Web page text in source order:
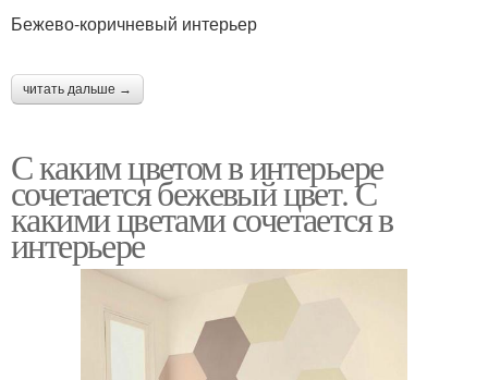
Бежево-коричневый интерьер
читать дальше →
С каким цветом в интерьере
сочетается бежевый цвет. С
какими цветами сочетается в
интерьере